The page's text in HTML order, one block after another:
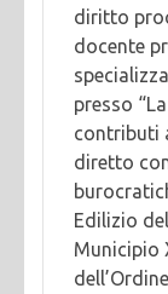
diritto
docente
presso
contributi
diretto
Edilizio
Municipio